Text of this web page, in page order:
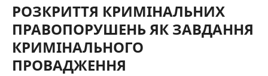
РОЗКРИТТЯ КРИМІНАЛЬНИХ
ПРАВОПОРУШЕНЬ ЯК ЗАВДАННЯ
КРИМІНАЛЬНОГО
ПРОВАДЖЕННЯ